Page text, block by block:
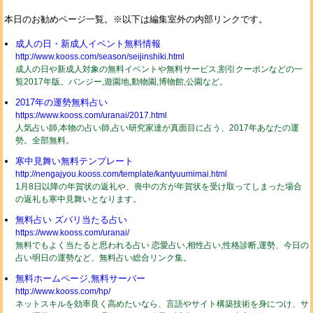
本日のお勧めページ一覧。※以下は編集室外の内部リンクです。
成人の日・新成人イベント無料情報
http://www.kooss.com/season/seijinshiki.html
成人の日や新成人対象の無料イベントや無料サービス,割引クーポンなどの一
覧2017年版。バンジー,遊園地,動物園,博物館,公園など。
2017年の運勢無料占い
https://www.kooss.com/uranai/2017.html
人気占い師,本物の占い師,占い研究家達が真面目に占う、2017年あなたの運
勢。全部無料。
寒中見舞い無料テンプレート
http://nengajyou.kooss.com/template/kantyuumimai.html
1月8日以降の年賀状の返礼や、喪中の方が年賀状を受け取ってしまった場合
の返礼も寒中見舞いとなります。
無料占い ズバリ当たる占い
https://www.kooss.com/uranai/
無料でもよく当たると思われる占い 恋愛占い,相性占い,性格診断,運勢、今日の
占い明日の運勢など、無料占い総合リンク集。
無料ホームページ,無料サーバー
http://www.kooss.com/hp/
ネットスキルを効率良く高めたいなら、言語やサイト構築技術を身につけ、サ